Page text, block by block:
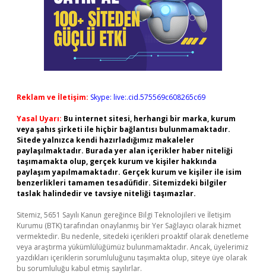
Reklam ve İletişim: Skype: live:.cid.575569c608265c69
Yasal Uyarı: Bu internet sitesi, herhangi bir marka, kurum
veya şahıs şirketi ile hiçbir bağlantısı bulunmamaktadır.
Sitede yalnızca kendi hazırladığımız makaleler
paylaşılmaktadır. Burada yer alan içerikler haber niteliği
taşımamakta olup, gerçek kurum ve kişiler hakkında
paylaşım yapılmamaktadır. Gerçek kurum ve kişiler ile isim
benzerlikleri tamamen tesadüfidir. Sitemizdeki bilgiler
taslak halindedir ve tavsiye niteliği taşımazlar.
Sitemiz, 5651 Sayılı Kanun gereğince Bilgi Teknolojileri ve İletişim
Kurumu (BTK) tarafından onaylanmış bir Yer Sağlayıcı olarak hizmet
vermektedir. Bu nedenle, sitedeki içerikleri proaktif olarak denetleme
veya araştırma yükümlülüğümüz bulunmamaktadır. Ancak, üyelerimiz
yazdıkları içeriklerin sorumluluğunu taşımakta olup, siteye üye olarak
bu sorumluluğu kabul etmiş sayılırlar.